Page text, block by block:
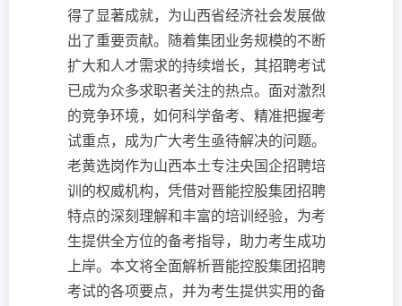
得了显著成就，为山西省经济社会发展做
出了重要贡献。随着集团业务规模的不断
扩大和人才需求的持续增长，其招聘考试
已成为众多求职者关注的热点。面对激烈
的竞争环境，如何科学备考、精准把握考
试重点，成为广大考生亟待解决的问题。
老黄选岗作为山西本土专注央国企招聘培
训的权威机构，凭借对晋能控股集团招聘
特点的深刻理解和丰富的培训经验，为考
生提供全方位的备考指导，助力考生成功
上岸。本文将全面解析晋能控股集团招聘
考试的各项要点，并为考生提供实用的备